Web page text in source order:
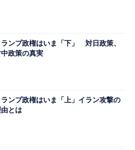
ランプ政権はいま「下」 対日政策、
政策の真実
ランプ政権はいま「上」イラン攻撃の
とは